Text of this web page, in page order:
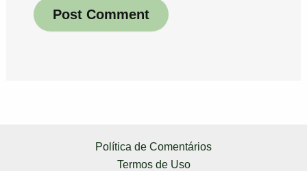
Política de Comentários
Termos de Uso